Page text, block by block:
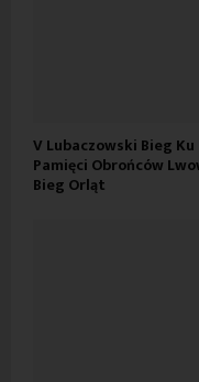
V Lubaczowski Bieg Ku
Pamięci Obrońców
Bieg Orląt